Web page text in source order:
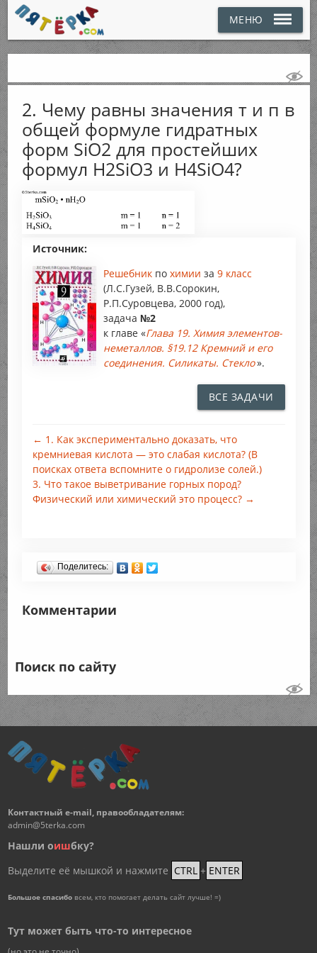
МЕНЮ
2. Чему равны значения т и п в
общей формуле гидратных
форм SiO2 для простейших
формул H2SiO3 и H4SiO4?
Источник:
Решебник по химии за 9 класс
(Л.С.Гузей, В.В.Сорокин,
Р.П.Суровцева, 2000 год),
задача №2
к главе «Глава 19. Химия элементов-
неметаллов. §19.12 Кремний и его
соединения. Силикаты. Стекло».
ВСЕ ЗАДАЧИ
← 1. Как экспериментально доказать, что
кремниевая кислота — это слабая кислота? (В
поисках ответа вспомните о гидролизе солей.)
3. Что такое выветривание горных пород?
Физический или химический это процесс? →
Поделитесь:
Комментарии
Поиск по сайту
Контактный e-mail, правообладателям:
admin@5terka.com
Нашли оишбку?
Выделите её мышкой и нажмите CTRL + ENTER
Большое спасибовсем, кто помогает делать сайт лучше! =)
Тут может быть что-то интересное